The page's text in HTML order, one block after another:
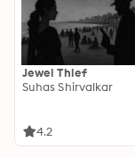
Jewel Thief
Suhas Shirvalkar
4.2